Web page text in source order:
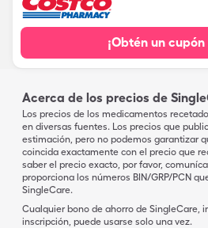
¡Obtén un
Acerca de los precios de
Los precios de los medicamentos
en diversas fuentes. Los precios que
estimación, pero no podemos garantizar
coincida exactamente con el precio que
saber el precio exacto, por favor,
proporciona los números BIN/GRP/PCN
SingleCare.
Cualquier bono de ahorro de SingleCare,
inscripción, puede usarse solo una vez.